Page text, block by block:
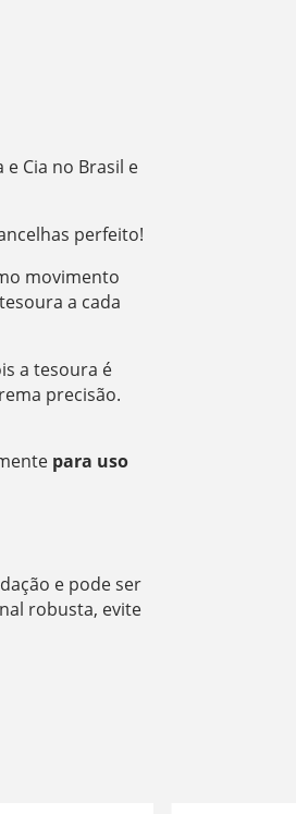
Cia no Brasil e
perfeito!
movimento
a cada
a tesoura é
precisão.
para uso
e pode ser
robusta, evite